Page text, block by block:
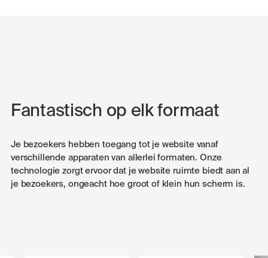
Fantastisch op elk formaat
Je bezoekers hebben toegang tot je website vanaf
verschillende apparaten van allerlei formaten. Onze
technologie zorgt ervoor dat je website ruimte biedt aan al
je bezoekers, ongeacht hoe groot of klein hun scherm is.